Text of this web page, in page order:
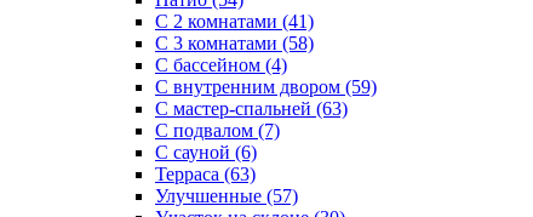
С 2 комнатами (41)
С 3 комнатами (58)
С бассейном (4)
С внутренним двором (59)
С мастер-спальней (63)
С подвалом (7)
С сауной (6)
Терраса (63)
Улучшенные (57)